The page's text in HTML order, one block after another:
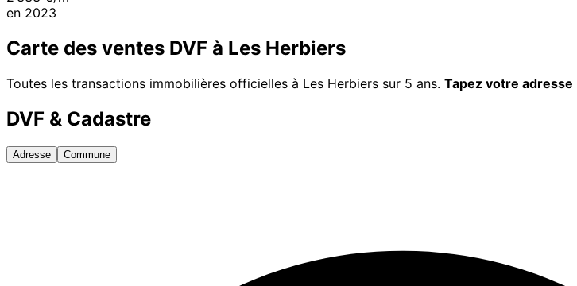
en 2023
Carte des ventes DVF à Les Herbiers
Toutes les transactions immobilières officielles à Les Herbiers sur 5 ans. Tapez votre adresse
DVF & Cadastre
Adresse Commune